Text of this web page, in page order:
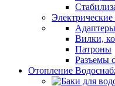
Адаптеры
Вилки,
Патроны
Разъемы
Отопление